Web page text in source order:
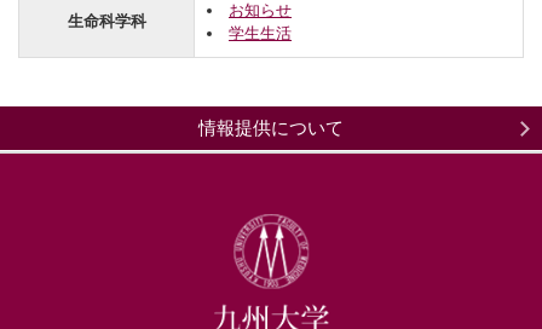
生命科学科
お知らせ
学生生活
情報提供について